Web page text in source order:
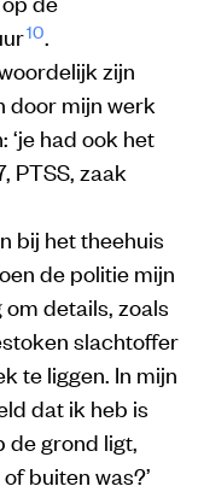
10.
zijn
door mijn werk
had ook het
PTSS, zaak
bij het theehuis
de politie mijn
details, zoals
slachtoffer
te liggen. In mijn
dat ik heb is
de grond ligt,
buiten was?’